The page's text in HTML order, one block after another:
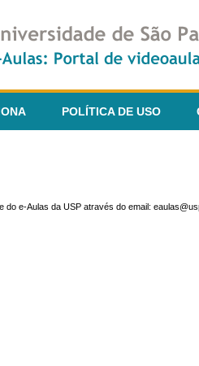
POLÍTICA DE USO
do e-Aulas da USP através do email: